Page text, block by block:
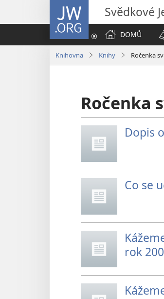
JW.ORG Svědkové
DOMŮ
Knihovna Knihy Ročenka
Ročenka
Dopis
Co se
rok